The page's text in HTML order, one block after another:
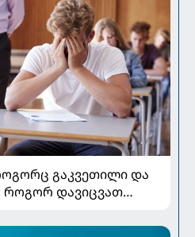
გაკვეთილი და
როგორ დავიცვათ